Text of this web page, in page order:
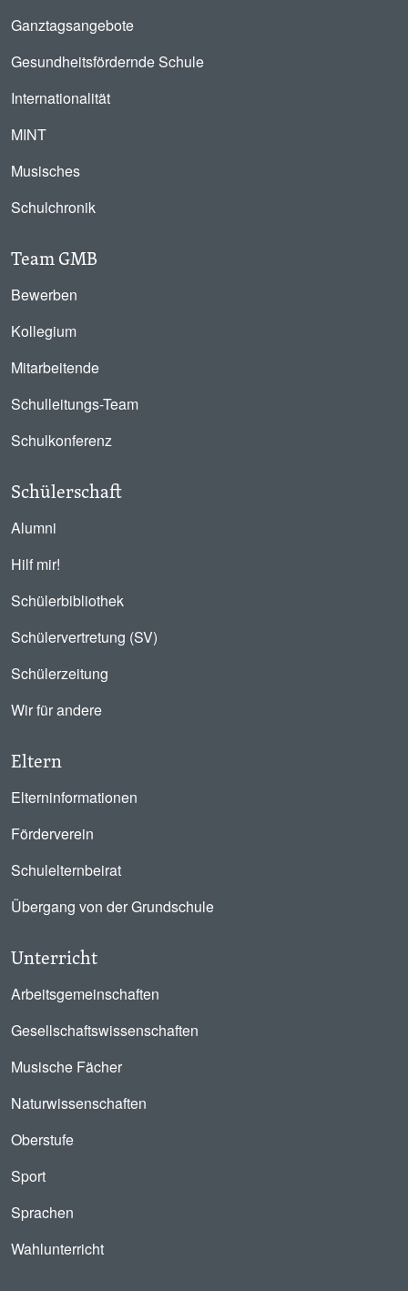
Ganztagsangebote
Gesundheitsfördernde Schule
Internationalität
MINT
Musisches
Schulchronik
Team GMB
Bewerben
Kollegium
Mitarbeitende
Schulleitungs-Team
Schulkonferenz
Schülerschaft
Alumni
Hilf mir!
Schülerbibliothek
Schülervertretung (SV)
Schülerzeitung
Wir für andere
Eltern
Elterninformationen
Förderverein
Schulelternbeirat
Übergang von der Grundschule
Unterricht
Arbeitsgemeinschaften
Gesellschaftswissenschaften
Musische Fächer
Naturwissenschaften
Oberstufe
Sport
Sprachen
Wahlunterricht